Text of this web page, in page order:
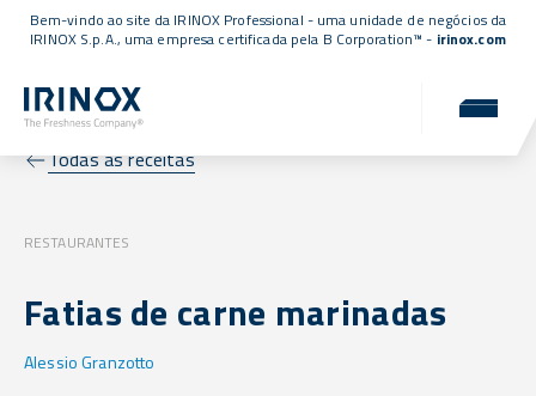
Bem-vindo ao site da IRINOX Professional - uma unidade de negócios da
IRINOX S.p.A., uma empresa certificada pela B Corporation™ - irinox.com
Todas as receitas
RESTAURANTES
Fatias de carne marinadas
Alessio Granzotto